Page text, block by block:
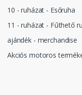
10 - ruházat - Esőruha
11 - ruházat - Fűthető
ajándék - merchandise
Akciós motoros